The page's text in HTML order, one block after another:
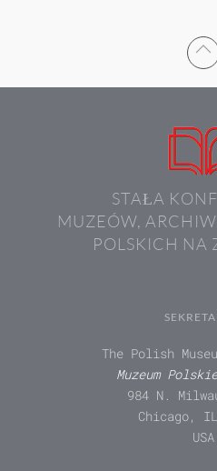
STAŁA
MUZEÓW,
POLSKICH NA
The Polish
Muzeum
984 N.
Chicago,
USA